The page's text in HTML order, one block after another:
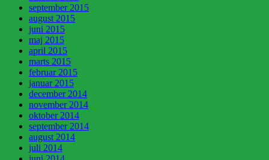
september 2015
august 2015
juni 2015
maj 2015
april 2015
marts 2015
februar 2015
januar 2015
december 2014
november 2014
oktober 2014
september 2014
august 2014
juli 2014